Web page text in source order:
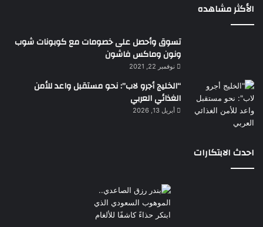
الأكثر مشاهده
تسوق وأحصل على خصومات مع كوبونات شوب
ونون وماكس فاشون
نوفمبر 22, 2021
“الخليج أجرو لاب”: نحو مستقبل واعد للأمن
الغذائي العربي
أبريل 13, 2026
احدث الابتكارات